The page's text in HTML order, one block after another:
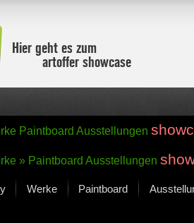
Hier geht es zum
artoffer showcase
Paintboard Ausstellungen
» Paintboard Ausstellungen
Werke Paintboard